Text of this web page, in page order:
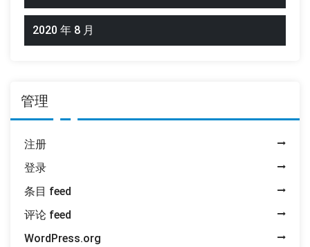
2020 年 8 月
管理
注册
登录
条目 feed
评论 feed
WordPress.org